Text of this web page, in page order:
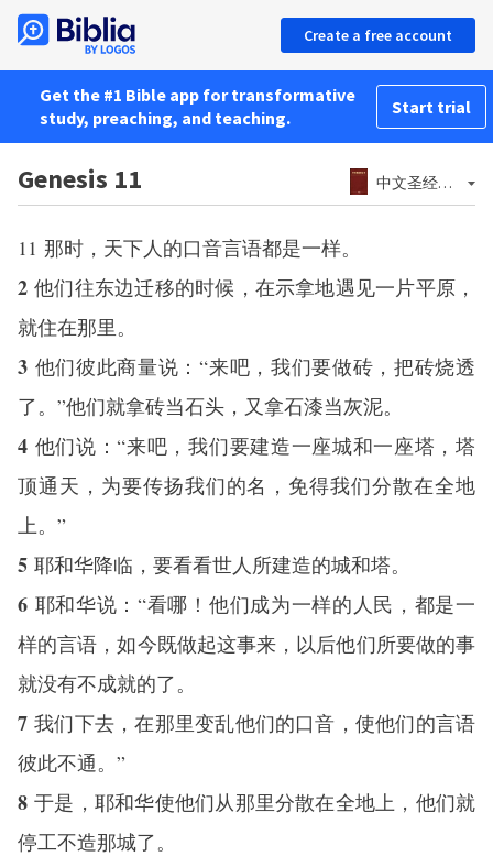
Create a free account
Get the #1 Bible app for transformative
study, preaching, and teaching.
Start trial
Genesis 11 中文圣经和合本－神版 (简体)
11 那时，天下人的口音言语都是一样。
2他们往东边迁移的时候，在示拿地遇见一片平原，
就住在那里。
3 他们彼此商量说：“来吧，我们要做砖，把砖烧透
了。”他们就拿砖当石头，又拿石漆当灰泥。
4 他们说：“来吧，我们要建造一座城和一座塔，塔
顶通天，为要传扬我们的名，免得我们分散在全地
上。”
5 耶和华降临，要看看世人所建造的城和塔。
6 耶和华说：“看哪！他们成为一样的人民，都是一
样的言语，如今既做起这事来，以后他们所要做的事
就没有不成就的了。
7我们下去，在那里变乱他们的口音，使他们的言语
彼此不通。”
8于是，耶和华使他们从那里分散在全地上，他们就
停工不造那城了。